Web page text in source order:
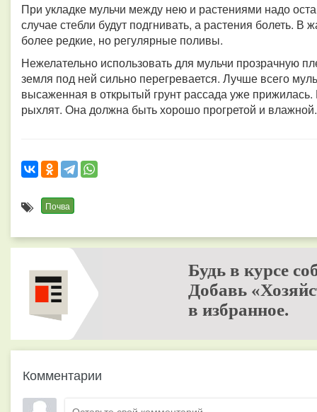
При укладке мульчи между нею и растениями надо
случае стебли будут подгнивать, а растения болеть. В
более редкие, но регулярные поливы.
Нежелательно использовать для мульчи прозрачную
земля под ней сильно перегревается. Лучше всего
высаженная в открытый грунт рассада уже прижилась.
рыхлят. Она должна быть хорошо прогретой и влажной.
Почва
Будь в курсе
Добавь
в избранное.
Комментарии